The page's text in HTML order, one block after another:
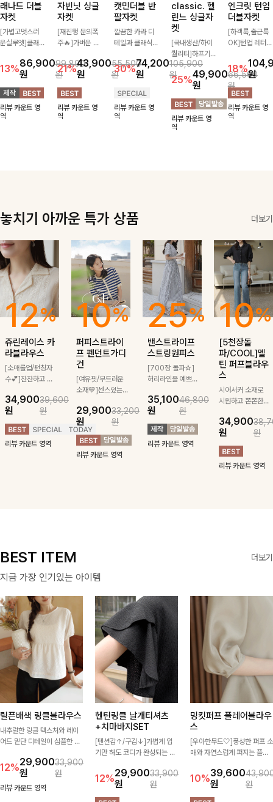
래나드 더블
자켓
[가볍고멋스러
운실루엣]클래
하게 걸치기 좋
은 반팔 자켓-자
주 입게 될 깔끔
한 핏은 물론, 쾌
적함도 챙겨드려
요 :)
13%86,900
원
99,800
원
리뷰 카운트 영
역
자빈닛 싱글
자켓
[재진행 문의폭
주🔥]가벼운 소
기만 해도 캐주
얼한 무드를 만
들어주며 반팔
디자인으로 더운
날에도 편안하게
착용 가능한 반
21%43,900
원
55,500
원
리뷰 카운트 영
역
캣민더블 반
팔자켓
깔끔한 카라 디
테일과 클래식한
인으로 세련된
무드를 완성한
볍게 걸쳐주기만
해도 멋스럽게
스타일링돼요
30%74,200
원
105,900
원
리뷰 카운트 영
역
classic. 헬
린느 싱글자
켓
[국내생산/하이
퀄리티]하프기
장의 부담스럽지
않은 기장으로
클래식이 주는
멋!스탠다드한
핏이 멋스러운,
쾌적하면서 세련
된 무드의 썸머
25%49,900
원
66,500
원
리뷰 카운트 영
역
엔크릿 턴업
더블자켓
[하객룩,출근룩
OK]턴업 레터링
있게 완성된 썸
머 자켓, 더블버
튼 디자인으로
깔끔하고 세련된
무드가 느껴져요
🩶 가볍고 시원
18%원
리뷰 카운트 영
역
놓치기 아까운 특가 상품 더보기
12%
쥬린레이스 카
라블라우스
[소매롤업/펀칭자
수💕]잔잔하고 고
테일이 사랑스러운
블라우스-페미닌
하면서 여리한 무
드로 즐겨지는
ITEM
34,900
원
39,600
원
리뷰 카운트 영역
10%
퍼피스트라이
프 펜던트가디
건
[여유핏/부드러운
소재💙]센스있는
귀여운 퍼피 펜던
트로 포인트를 선
사하는 니트 가디
건을 소개할게요 :)
29,900
원
33,200
원
리뷰 카운트 영역
25%
밴스트라이프
스트링원피스
[700장 돌파☆]
허리라인을 예쁘게
깔끔한 스트라이프
패턴에 링클프리!
💙플레어지는 롱한
기장감까지 완벽한
데일리 원피스:B
35,100
원
46,800
원
리뷰 카운트 영역
10%
[5천장돌
파/COOL]멜
틴 퍼프블라우
스
시어서커 소재로
시원하고 쫀쫀한
편안하게 입혀질
블라우스- 단정한
카라와 풍성한 퍼
프 소매로 여성스
러움을 더했어요 :)
34,900
원
원
리뷰 카운트 영역
BEST ITEM 더보기
지금 가장 인기있는 아이템
릴픈배색 링클블라우스
내추럴한 링클 텍스처와 레이
어드 밑단 디테일이 심플한 디
볍게 툭 입기만 해도 멋스러운
스타일을 완성해드려요- 여유
로운 핏으로 군살은 자연스럽
12%29,900
원
33,900
원
리뷰 카운트 영역
헨틴링클 날개티셔츠
+치마바지SET
[텐션감↑/구김↓]가볍게 입
기만 해도 코디가 완성되는 세
지는 프릴 날개 소매가 우아한
포인트를 더해드립니다💕 잔
잔한 링클 텍스처 소재와 편안
12%29,900
원
33,900
원
밍킷퍼프 플레어블라우
스
[우아한무드🤍]풍성한 퍼프 소
매와 자연스럽게 퍼지는 플레
를 완성해주는 블라우스 🤍 체
형을 자연스럽게 커버해주며
걸을 때마다 살랑이는 핏으로
10%39,600
원
원